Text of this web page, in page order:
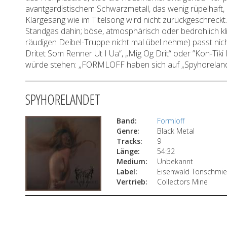
avantgardistischem Schwarzmetall, das wenig
Klargesang wie im Titelsong wird nicht
Standgas dahin; böse, atmosphärisch oder bedrohlich
räudigen Deibel-Truppe nicht mal übel nehme) passt
Dritet Som Renner Ut I Ua“, „Mig Og Drit“ oder ”Kon-
würde stehen: „FORMLOFF haben sich auf
SPYHORELANDET
Band:
Formloff
Genre:
Black Metal
Tracks:
9
Länge:
54:32
Medium:
Unbekannt
Label:
Eisenwald
Vertrieb:
Collectors Mine